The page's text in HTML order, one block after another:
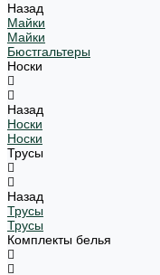
Назад
Майки
Майки
Бюстгальтеры
Носки
Назад
Носки
Носки
Трусы
Назад
Трусы
Трусы
Комплекты белья